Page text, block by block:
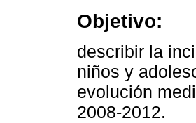
Objetivo:
describir la
niños y
evolución
2008-2012.